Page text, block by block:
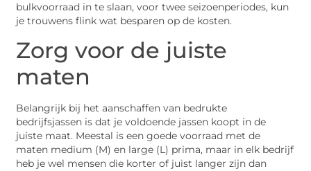
bulkvoorraad in te slaan, voor twee seizoenperiodes, kun
je trouwens flink wat besparen op de kosten.
Zorg voor de juiste
maten
Belangrijk bij het aanschaffen van bedrukte
bedrijfsjassen is dat je voldoende jassen koopt in de
juiste maat. Meestal is een goede voorraad met de
maten medium (M) en large (L) prima, maar in elk bedrijf
heb je wel mensen die korter of juist langer zijn dan